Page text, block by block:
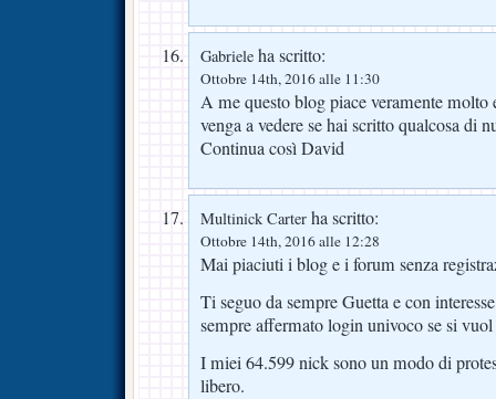
Gabriele ha scritto:
Ottobre 14th, 2016 alle 11:30
A me questo blog piace veramente molto
venga a vedere se hai scritto qualcosa di
Continua così David
Multinick Carter ha scritto:
Ottobre 14th, 2016 alle 12:28
Mai piaciuti i blog e i forum senza
Ti seguo da sempre Guetta e con
sempre affermato login univoco se si
I miei 64.599 nick sono un modo di
libero.